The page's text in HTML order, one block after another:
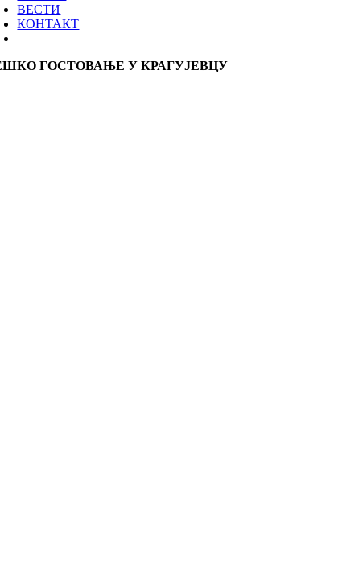
ВЕСТИ
КОНТАКТ
ГОСТОВАЊЕ У КРАГУЈЕВЦУ